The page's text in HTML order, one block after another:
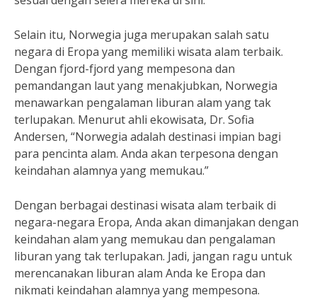
Selain itu, Norwegia juga merupakan salah satu
negara di Eropa yang memiliki wisata alam terbaik.
Dengan fjord-fjord yang mempesona dan
pemandangan laut yang menakjubkan, Norwegia
menawarkan pengalaman liburan alam yang tak
terlupakan. Menurut ahli ekowisata, Dr. Sofia
Andersen, “Norwegia adalah destinasi impian bagi
para pencinta alam. Anda akan terpesona dengan
keindahan alamnya yang memukau.”
Dengan berbagai destinasi wisata alam terbaik di
negara-negara Eropa, Anda akan dimanjakan dengan
keindahan alam yang memukau dan pengalaman
liburan yang tak terlupakan. Jadi, jangan ragu untuk
merencanakan liburan alam Anda ke Eropa dan
nikmati keindahan alamnya yang mempesona.